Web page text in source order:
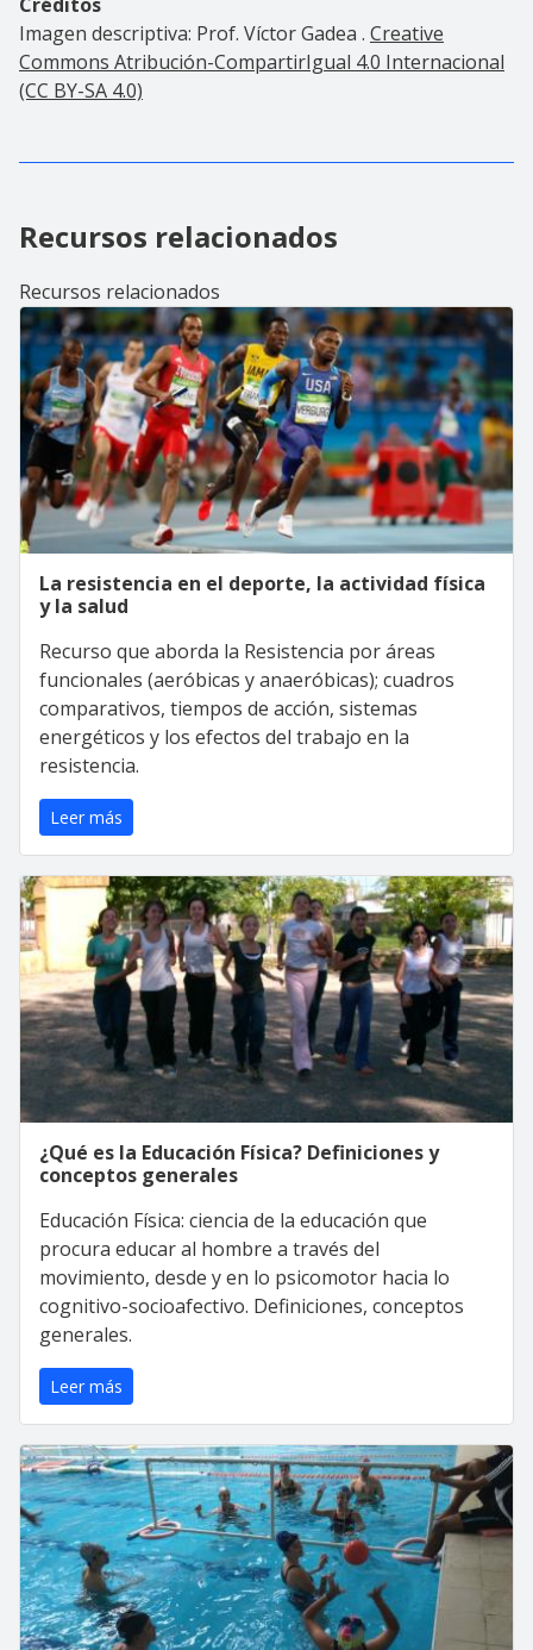
Imagen descriptiva: Prof. Víctor Gadea . Creative
Commons Atribución-CompartirIgual 4.0 Internacional
(CC BY-SA 4.0)
Recursos relacionados
Recursos relacionados
La resistencia en el deporte, la actividad física
y la salud
Recurso que aborda la Resistencia por áreas
funcionales (aeróbicas y anaeróbicas); cuadros
comparativos, tiempos de acción, sistemas
energéticos y los efectos del trabajo en la
resistencia.
Leer más
¿Qué es la Educación Física? Definiciones y
conceptos generales
Educación Física: ciencia de la educación que
procura educar al hombre a través del
movimiento, desde y en lo psicomotor hacia lo
cognitivo-socioafectivo. Definiciones, conceptos
generales.
Leer más